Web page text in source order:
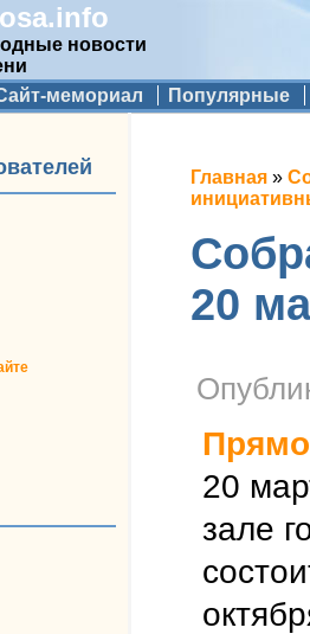
новости
меню
мемориал Популярные
Вы
Главная »
20
20
зале